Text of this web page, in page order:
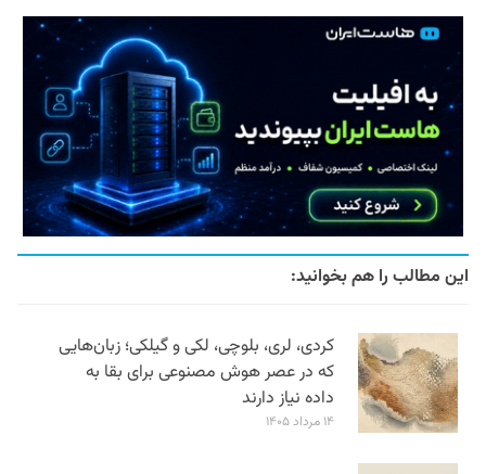
این مطالب را هم بخوانید:
کردی، لری، بلوچی، لکی و گیلکی؛ زبان‌هایی
که در عصر هوش مصنوعی برای بقا به
داده نیاز دارند
۱۴ مرداد ۱۴۰۵